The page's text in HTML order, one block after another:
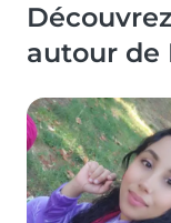
autour de